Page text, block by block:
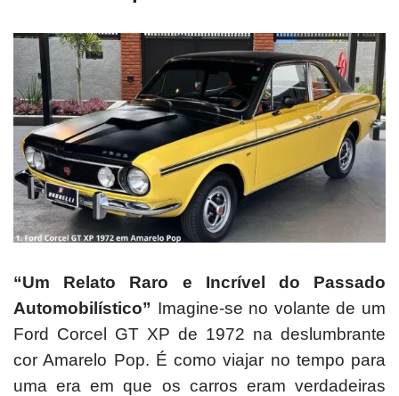
“Um Relato Raro e Incrível do Passado
Automobilístico” Imagine-se no volante de um
Ford Corcel GT XP de 1972 na deslumbrante
cor Amarelo Pop. É como viajar no tempo para
uma era em que os carros eram verdadeiras